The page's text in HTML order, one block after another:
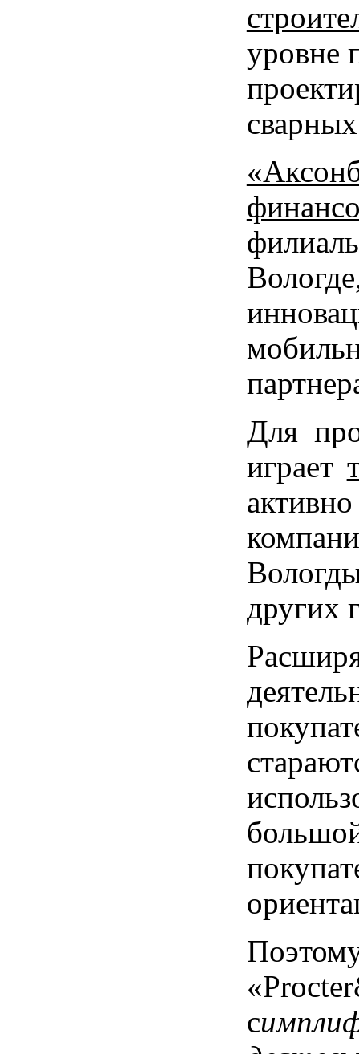
уровне
Для
играет
других
с